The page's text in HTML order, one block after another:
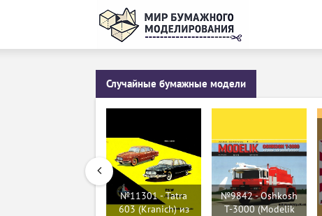
Случайные бумажные модели
№11301 - Tatra
603 (Kranich) из
№9842 - Oshkosh
T-3000 (Modelik